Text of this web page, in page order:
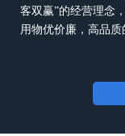
客双赢”的经营理念
用物优价廉，高品